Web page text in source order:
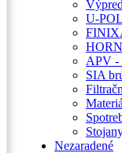
U-
APV -
SIA
Nezaradené